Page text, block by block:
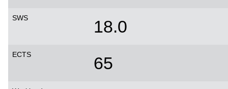
SWS 18.0
ECTS 65